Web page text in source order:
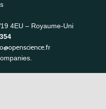
4EU – Royaume-Uni